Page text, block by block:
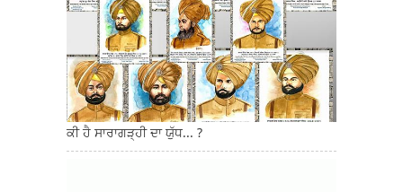
ਕੀ ਹੈ ਸਾਰਾਗੜ੍ਹੀ ਦਾ ਯੁੱਧ... ?